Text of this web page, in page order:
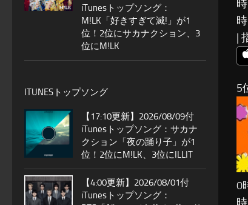
|
5
0
iTunesトップソング：
M!LK「好きすぎて滅!」が1
位！2位にサカナクション、3
位にM!LK
ITUNESトップソング
【17:10更新】2026/08/09付
iTunesトップソング：サカナ
クション「夜の踊り子」が1
位！2位にM!LK、3位にILLIT
【4:00更新】2026/08/01付
iTunesトップソング：